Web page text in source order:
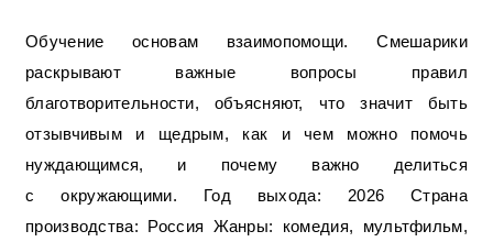
Обучение основам взаимопомощи. Смешарики
раскрывают важные вопросы правил
благотворительности, объясняют, что значит быть
отзывчивым и щедрым, как и чем можно помочь
нуждающимся, и почему важно делиться
с окружающими. Год выхода: 2026 Страна
производства: Россия Жанры: комедия, мультфильм,